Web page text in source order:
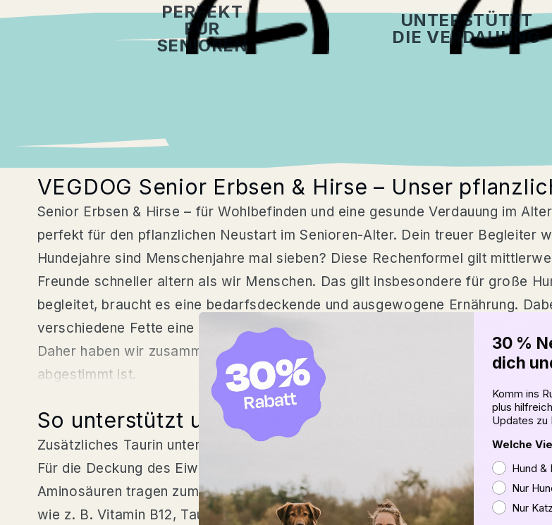
PERFEKT
FÜR
SENIOREN
UNTERSTÜTZT
DIE VERDAUUNG
VEGDOG Senior Erbsen & Hirse – Unser
Senior Erbsen & Hirse – für Wohlbefinden und eine gesunde Verdauung im
perfekt für den pflanzlichen Neustart im Senioren-Alter. Dein treuer Begleiter
Hundejahre sind Menschenjahre mal sieben? Diese Rechenformel gilt
Freunde schneller altern als wir Menschen. Das gilt insbesondere für große
begleitet, braucht es eine bedarfsdeckende und ausgewogene Ernährung.
verschiedene Fette eine essenzielle Rolle, um auch im Senioren-Alter fit und
Daher haben wir zusammen mit Tierärztinnen ein Nassfutter entwickelt, das
abgestimmt ist.
So unterstützt unser Nassfutter deinen Hunde-
Zusätzliches Taurin unterstützt den Erhalt der Herzgesundheit deines Hundes.
Für die Deckung des Eiweißbedarfs verwenden wir unter anderem Erbsen.
Aminosäuren tragen zum Erhalt der Muskulatur bei. Das von uns entwickelte
wie z. B. Vitamin B12, Taurin und Carnitin. Abgeschmeckt und sinnvoll
30 %
dich
Komm ins
plus
Updates zu
Welche
Hund &
Nur
Nur